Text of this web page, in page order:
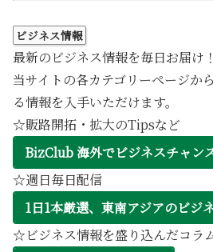
ビジネス情報
最新のビジネス情報を毎日お届け！
当サイトの各カテゴリーページか
る情報を入手いただけます。
☆販路開拓・拡大のTipsなど
BizClub 海外でビジネスチャン
☆週日毎日配信
1日1本厳選、東南アジアのビジ
☆ビジネス情報を盛り込んだコラ